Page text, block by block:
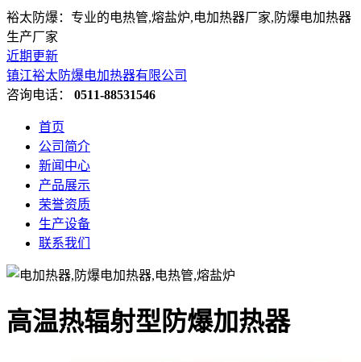
裕太防爆：专业的电热管,熔盐炉,电加热器厂家,防爆电加热器
生产厂家
近期更新
镇江裕太防爆电加热器有限公司
咨询电话： 0511-88531546
首页
公司简介
新闻中心
产品展示
荣誉资质
生产设备
联系我们
高温热辐射型防爆加热器